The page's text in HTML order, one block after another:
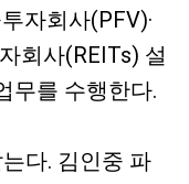
자회사(PFV)·
회사(REITs) 설
무를 수행한다.
다. 김인중 파